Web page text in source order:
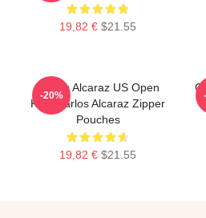
19,82 € $21.55
Carlos Alcaraz US Open
King Carlos Alcaraz Zipper
Pouches
19,82 € $21.55
-20%